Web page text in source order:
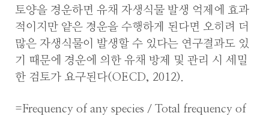
토양을 경운하면 유채 자생식물 발생 억제에 효과
적이지만 얕은 경운을 수행하게 된다면 오히려 더
많은 자생식물이 발생할 수 있다는 연구결과도 있
기 때문에 경운에 의한 유채 방제 및 관리 시 세밀
한 검토가 요구된다(OECD, 2012).
=Frequency of any species / Total frequency of